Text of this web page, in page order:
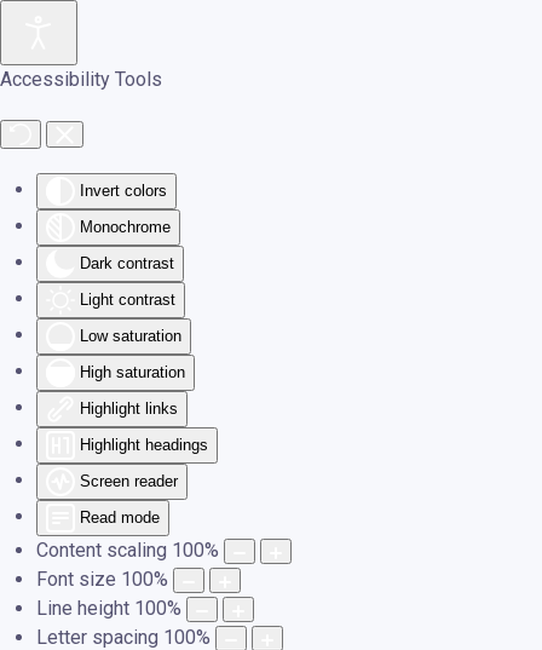
Accessibility Tools
Invert colors
Monochrome
Dark contrast
Light contrast
Low saturation
High saturation
Highlight links
Highlight headings
Screen reader
Read mode
Content scaling 100%
Font size 100%
Line height 100%
Letter spacing 100%
Skip to main content